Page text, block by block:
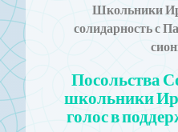
Школьники
солидарность с
Посольства
школьники
голос в